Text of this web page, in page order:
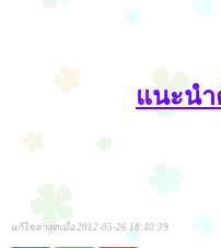
แนะน
แก้ไขล่าสุดเมื่อ 2012-05-26 18:40:39